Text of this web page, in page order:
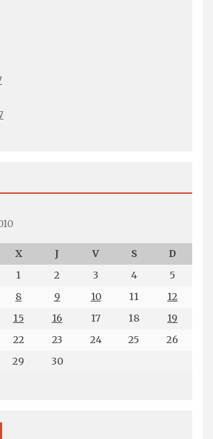
X J V S
D
1
2 3 4
5
8 9 10 11
12
15 16 17 18
19
22 23 24 25
26
29
30